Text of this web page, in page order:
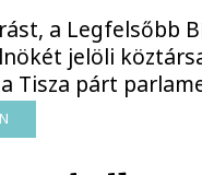
a Legfelsőbb
jelöli
Tisza párt